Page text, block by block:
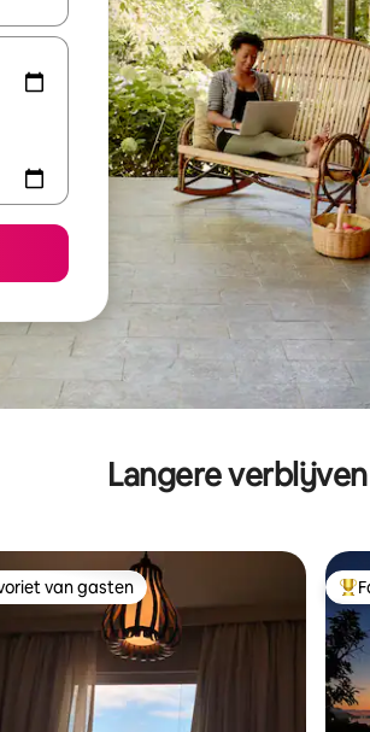
Langere
van gasten
van gasten